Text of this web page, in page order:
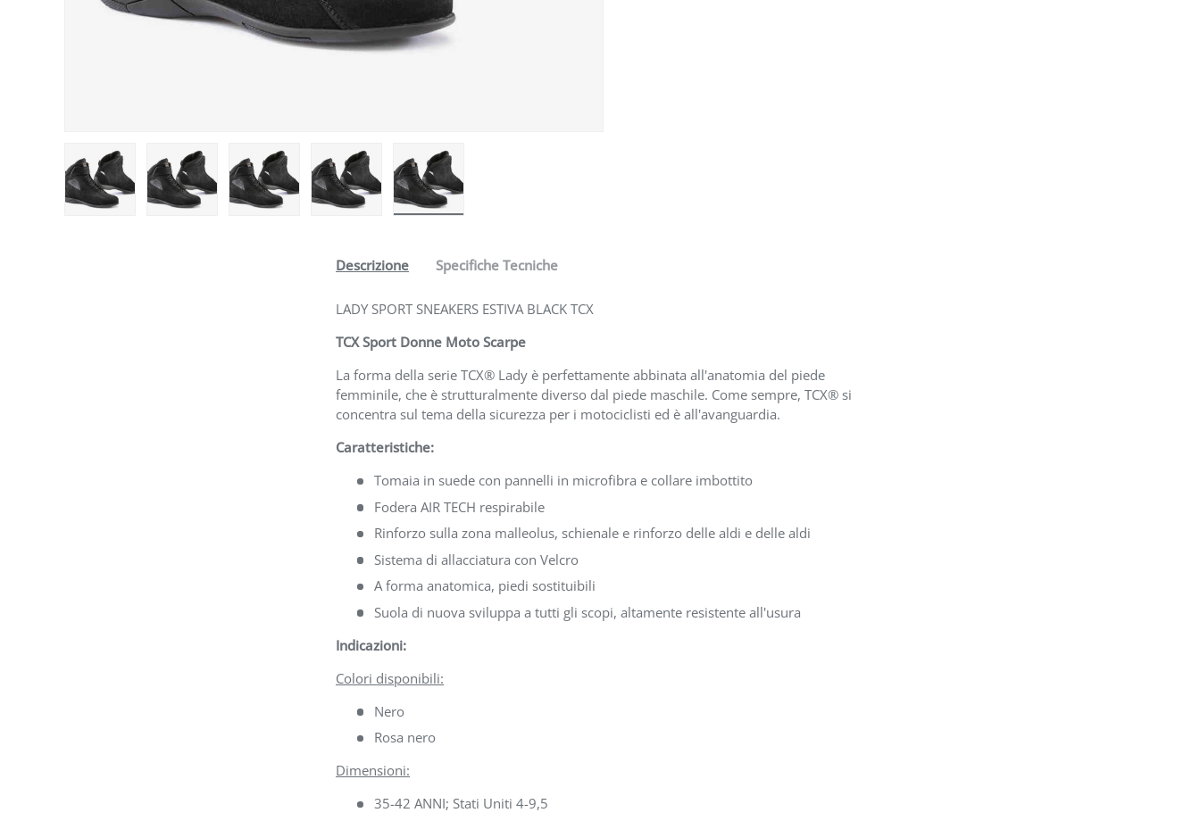
Descrizione Specifiche Tecniche
LADY SPORT SNEAKERS ESTIVA BLACK TCX
TCX Sport Donne Moto Scarpe
La forma della serie TCX® Lady è perfettamente abbinata all'anatomia del piede
femminile, che è strutturalmente diverso dal piede maschile. Come sempre, TCX® si
concentra sul tema della sicurezza per i motociclisti ed è all'avanguardia.
Caratteristiche:
Tomaia in suede con pannelli in microfibra e collare imbottito
Fodera AIR TECH respirabile
Rinforzo sulla zona malleolus, schienale e rinforzo delle aldi e delle aldi
Sistema di allacciatura con Velcro
A forma anatomica, piedi sostituibili
Suola di nuova sviluppa a tutti gli scopi, altamente resistente all'usura
Indicazioni:
Colori disponibili:
Nero
Rosa nero
Dimensioni:
35-42 ANNI; Stati Uniti 4-9,5